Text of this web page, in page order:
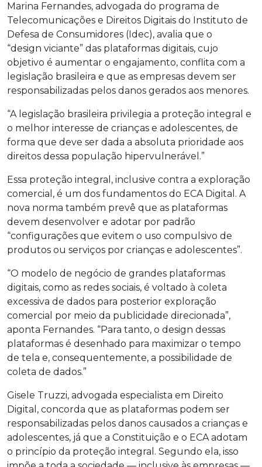
Marina Fernandes, advogada do programa de
Telecomunicações e Direitos Digitais do Instituto de
Defesa de Consumidores (Idec), avalia que o
“design viciante” das plataformas digitais, cujo
objetivo é aumentar o engajamento, conflita com a
legislação brasileira e que as empresas devem ser
responsabilizadas pelos danos gerados aos menores.
“A legislação brasileira privilegia a proteção integral e
o melhor interesse de crianças e adolescentes, de
forma que deve ser dada a absoluta prioridade aos
direitos dessa população hipervulnerável.”
Essa proteção integral, inclusive contra a exploração
comercial, é um dos fundamentos do ECA Digital. A
nova norma também prevê que as plataformas
devem desenvolver e adotar por padrão
“configurações que evitem o uso compulsivo de
produtos ou serviços por crianças e adolescentes”.
“O modelo de negócio de grandes plataformas
digitais, como as redes sociais, é voltado à coleta
excessiva de dados para posterior exploração
comercial por meio da publicidade direcionada”,
aponta Fernandes. “Para tanto, o design dessas
plataformas é desenhado para maximizar o tempo
de tela e, consequentemente, a possibilidade de
coleta de dados.”
Gisele Truzzi, advogada especialista em Direito
Digital, concorda que as plataformas podem ser
responsabilizadas pelos danos causados a crianças e
adolescentes, já que a Constituição e o ECA adotam
o princípio da proteção integral. Segundo ela, isso